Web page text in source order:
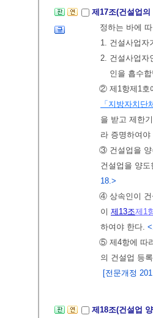
제17조(건설업
정하는 바에
1. 건설사업자
2. 건설사업자
인을 흡수
② 제1항제1호
「지방자치
을 받고 제한
라 증명하여
③ 건설업을 양
건설업을 양
18.>
④ 상속인이 건
이 제13조제1
하여야 한다.
⑤ 제4항에 따
의 건설업 등
[전문개정
제18조(건설업